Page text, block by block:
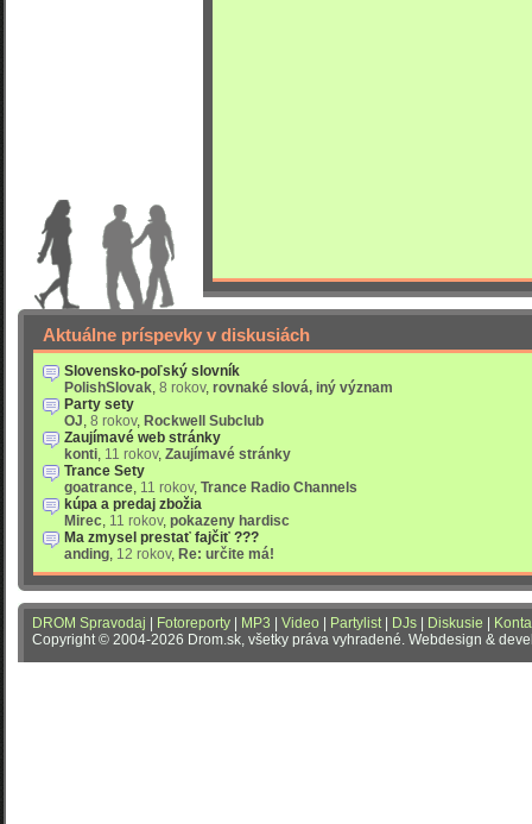
Aktuálne príspevky v diskusiách
Slovensko-poľský slovník
PolishSlovak, 8 rokov, rovnaké slová, iný význam
Party sety
OJ, 8 rokov, Rockwell Subclub
Zaujímavé web stránky
konti, 11 rokov, Zaujímavé stránky
Trance Sety
goatrance, 11 rokov, Trance Radio Channels
kúpa a predaj zbožia
Mirec, 11 rokov, pokazeny hardisc
Ma zmysel prestať fajčiť ???
anding, 12 rokov, Re: určite má!
DROM Spravodaj Fotoreporty MP3 Video Partylist| DJs Diskusie
Copyright © 2004-2026 Drom.sk, všetky práva vyhradené. Webdesign &